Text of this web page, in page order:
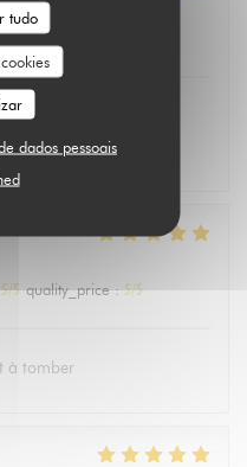
tudo
dados pessoais
5/5 quality_price
Je recommande
5/5 quality_price: 5/5
à tomber